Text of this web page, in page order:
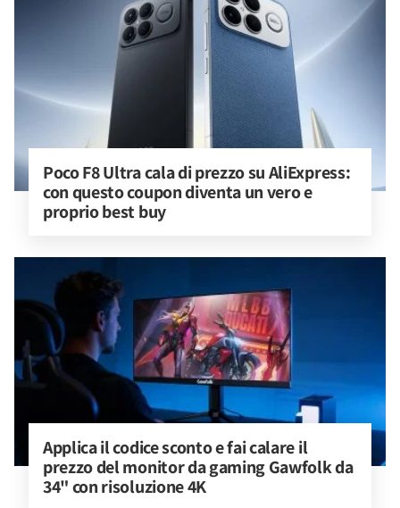
Poco F8 Ultra cala di prezzo su AliExpress:
con questo coupon diventa un vero e
proprio best buy
Applica il codice sconto e fai calare il
prezzo del monitor da gaming Gawfolk da
34" con risoluzione 4K